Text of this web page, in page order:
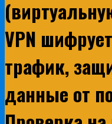
VPN
трафик,
данные от